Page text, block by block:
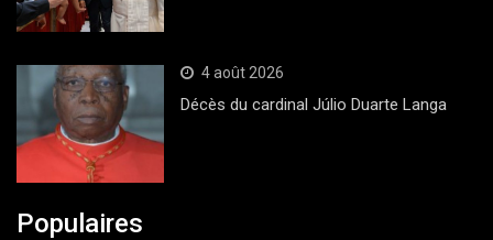
4 août 2026
Décès du cardinal Júlio Duarte Langa
Populaires